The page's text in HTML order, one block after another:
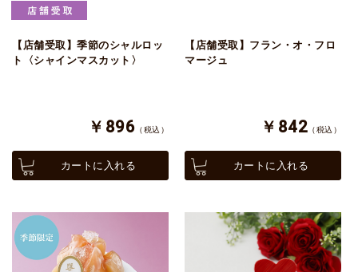
【店舗受取】季節のシャルロッ
ト〈シャインマスカット〉
￥896 （税込）
カートに入れる
【店舗受取】フラン・オ・フロ
マージュ
￥842 （税込）
カートに入れる